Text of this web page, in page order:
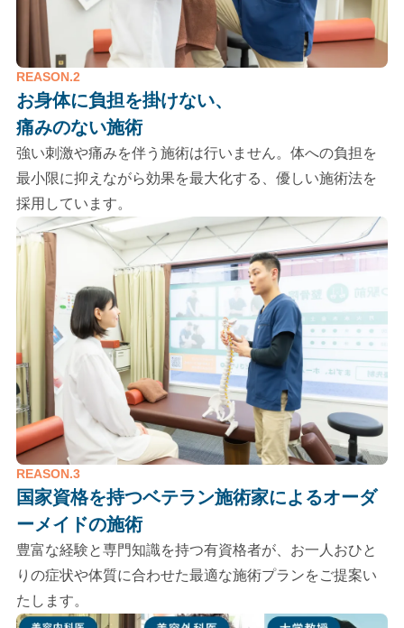
REASON.2
お身体に負担を掛けない、
痛みのない施術
強い刺激や痛みを伴う施術は行いません。体への負担を
最小限に抑えながら効果を最大化する、優しい施術法を
採用しています。
REASON.3
国家資格を持つベテラン施術家によるオーダ
ーメイドの施術
豊富な経験と専門知識を持つ有資格者が、お一人おひと
りの症状や体質に合わせた最適な施術プランをご提案い
たします。